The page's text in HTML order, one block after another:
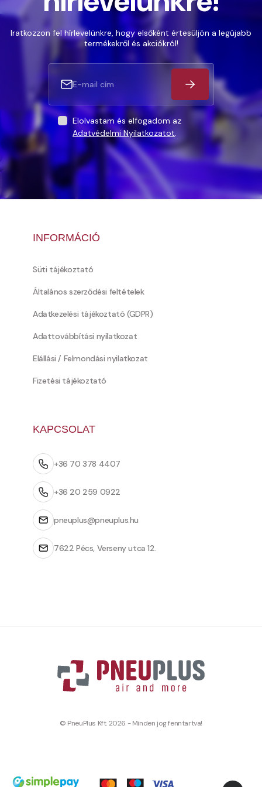
Iratkozzon fel hírlevelünkre, hogy elsőként értesüljön a legújabb
termékekről és akciókról!
Elolvastam és elfogadom az
Adatvédelmi Nyilatkozatot.
INFORMÁCIÓ
Süti tájékoztató
Általános szerződési feltételek
Adatkezelési tájékoztató (GDPR)
Adattovábbítási nyilatkozat
Elállási / Felmondási nyilatkozat
Fizetési tájékoztató
KAPCSOLAT
+36 70 378 4407
+36 20 259 0922
pneuplus@pneuplus.hu
7622 Pécs, Verseny utca 12.
© PneuPlus Kft. 2026 - Minden jog fenntartva!